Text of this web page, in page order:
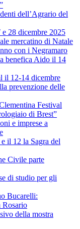
dell’Agrario del
28 dicembre 2025
mercatino di Natale
con i Negramaro
benefica Aido il 14
il 12-14 dicembre
prevenzione delle
Festival
di Brest”
e imprese a
il 12 la Sagra del
Civile parte
di studio per gli
Bucarelli:
Rosario
della mostra